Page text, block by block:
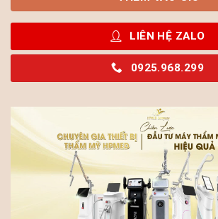
LIÊN HỆ ZALO
0925.968.299